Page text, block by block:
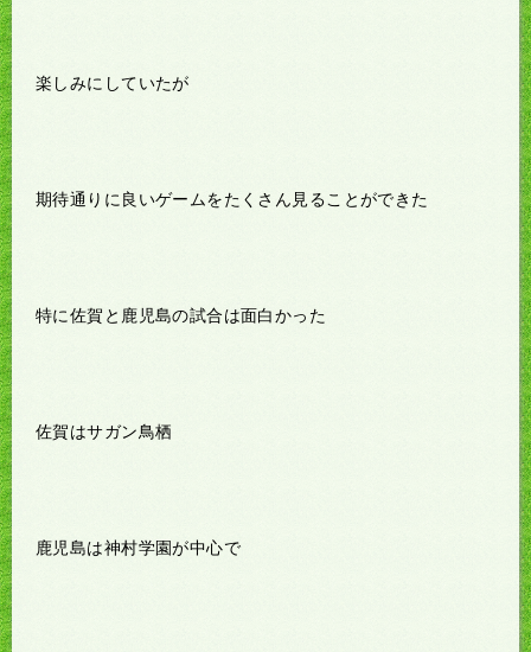
楽しみにしていたが
期待通りに良いゲームをたくさん見ることができた
特に佐賀と鹿児島の試合は面白かった
佐賀はサガン鳥栖
鹿児島は神村学園が中心で